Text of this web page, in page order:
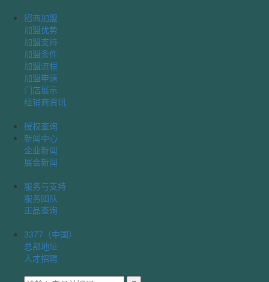
招商加盟
加盟优势
加盟支持
加盟条件
加盟流程
加盟申请
门店展示
经销商资讯
授权查询
新闻中心
企业新闻
展会新闻
服务与支持
服务团队
正品查询
3377（中国）
总部地址
人才招聘